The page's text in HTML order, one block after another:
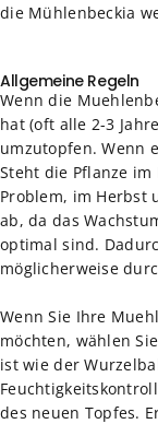
die Mühlenbeckia
Allgemeine Regeln
Wenn die
hat (oft alle 2-3
umzutopfen. Wenn
Steht die Pflanze
Problem, im Herbst
ab, da das
optimal sind.
möglicherweise
Wenn Sie Ihre
möchten, wählen
ist wie der
des neuen Topfes.